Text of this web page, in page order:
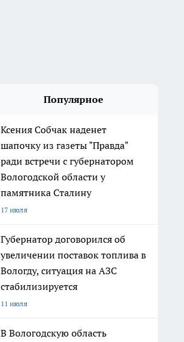
Популярное
Ксения Собчак наденет
шапочку из газеты "Правда"
ради встречи с губернатором
Вологодской области у
памятника Сталину
17 июля
Губернатор договорился об
увеличении поставок топлива в
Вологду, ситуация на АЗС
стабилизируется
11 июля
В Вологодскую область